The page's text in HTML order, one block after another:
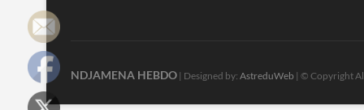
NDJAMENA HEBDO | Designed by: AstreduWeb | © Copyright